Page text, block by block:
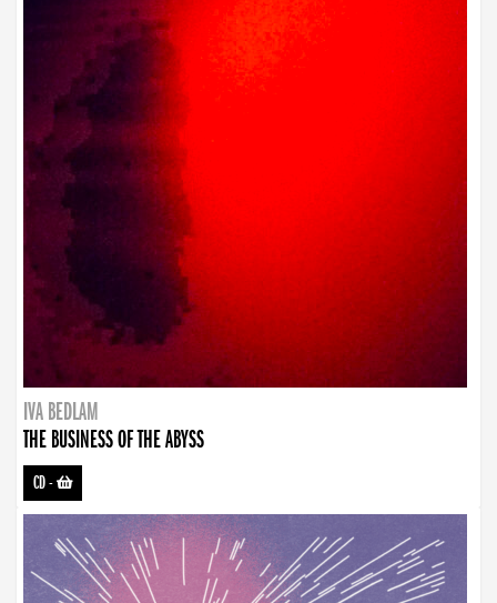
IVA BEDLAM
THE BUSINESS OF THE ABYSS
CD-